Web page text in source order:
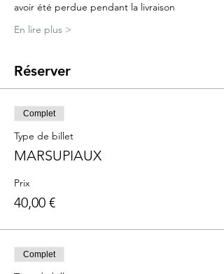
avoir été perdue pendant la livraison
En lire plus >
Réserver
Complet
Type de billet
MARSUPIAUX
Prix
40,00 €
Complet